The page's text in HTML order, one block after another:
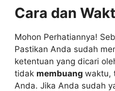
Cara dan
Mohon Perhatiannya!
Pastikan Anda sudah
ketentuan yang dicari
tidak membuang waktu,
Anda. Jika Anda sudah